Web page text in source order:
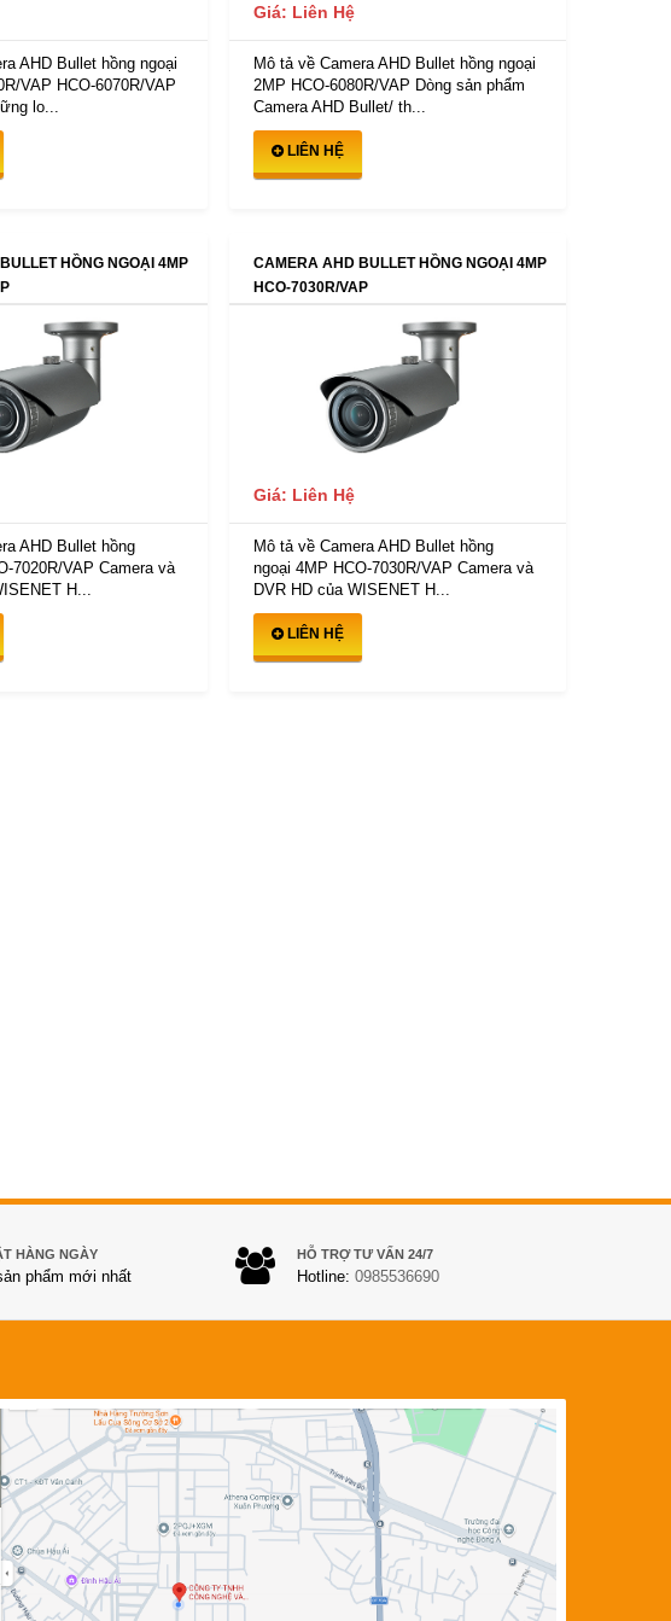
AHD Bullet hồng ngoại
VAP HCO-6070R/VAP
lo...
Giá: Liên Hệ
Mô tả về Camera AHD Bullet hồng ngoại
2MP HCO-6080R/VAP Dòng sản phẩm
Camera AHD Bullet/ th...
LIÊN HỆ
HỒNG NGOẠI 4MP
AHD Bullet hồng
7020R/VAP Camera và
H...
CAMERA AHD BULLET HỒNG NGOẠI 4MP
HCO-7030R/VAP
Giá: Liên Hệ
Mô tả về Camera AHD Bullet hồng
ngoại 4MP HCO-7030R/VAP Camera và
DVR HD của WISENET H...
LIÊN HỆ
HÀNG NGÀY
phẩm mới nhất
HỖ TRỢ TƯ VẤN 24/7
Hotline: 0985536690